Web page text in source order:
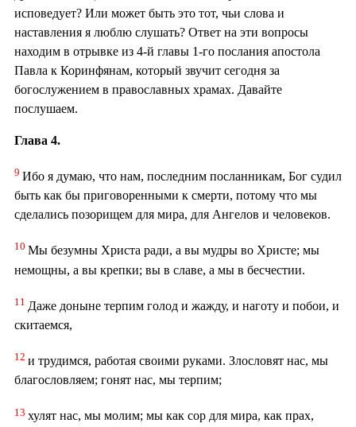
исповедует? Или может быть это тот, чьи слова и
наставления я люблю слушать? Ответ на эти вопросы
находим в отрывке из 4-й главы 1-го послания апостола
Павла к Коринфянам, который звучит сегодня за
богослужением в православных храмах. Давайте
послушаем.
Глава 4.
9 Ибо я думаю, что нам, последним посланникам, Бог судил
быть как бы приговоренными к смерти, потому что мы
сделались позорищем для мира, для Ангелов и человеков.
10 Мы безумны Христа ради, а вы мудры во Христе; мы
немощны, а вы крепки; вы в славе, а мы в бесчестии.
11 Даже доныне терпим голод и жажду, и наготу и побои, и
скитаемся,
12 и трудимся, работая своими руками. Злословят нас, мы
благословляем; гонят нас, мы терпим;
13 хулят нас, мы молим; мы как сор для мира, как прах,